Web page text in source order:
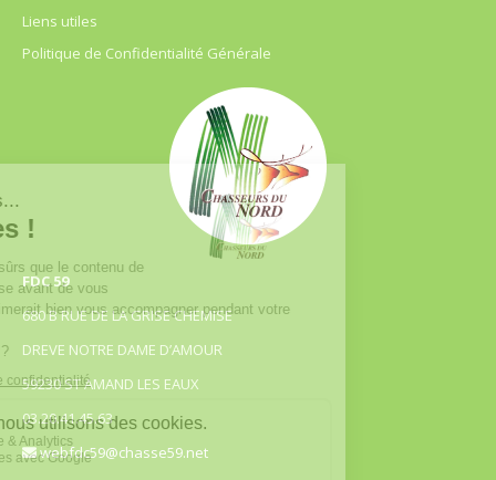
Liens utiles
Politique de Confidentialité Générale
FDC 59
680 B RUE DE LA GRISE CHEMISE
DREVE NOTRE DAME D’AMOUR
59230 ST AMAND LES EAUX
03.20.41.45.63
webfdc59@chasse59.net